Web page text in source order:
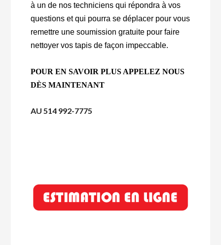
à un de nos techniciens qui répondra à vos
questions et qui pourra se déplacer pour vous
remettre une soumission gratuite pour faire
nettoyer vos tapis de façon impeccable.
POUR EN SAVOIR PLUS APPELEZ NOUS
DÈS MAINTENANT
AU 514 992-7775